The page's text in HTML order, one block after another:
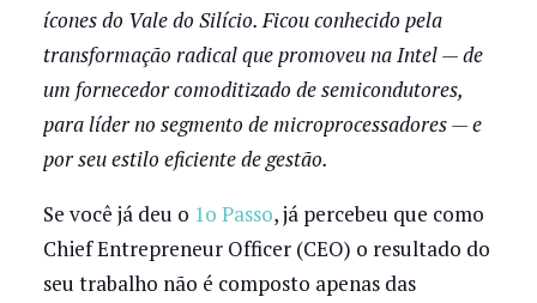
ícones do Vale do Silício. Ficou conhecido pela
transformação radical que promoveu na Intel — de
um fornecedor comoditizado de semicondutores,
para líder no segmento de microprocessadores — e
por seu estilo eficiente de gestão.
Se você já deu o 1o Passo, já percebeu que como
Chief Entrepreneur Officer (CEO) o resultado do
seu trabalho não é composto apenas das